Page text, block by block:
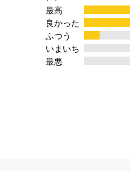
最高
良かった
ふつう
いまいち
最悪